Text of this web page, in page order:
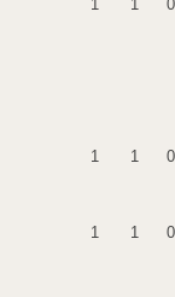
1 1 0
1 1 0
1 1 0